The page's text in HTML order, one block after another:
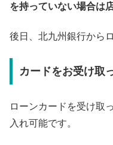
を持っていない場合は
後日、北九州銀行から
カードをお受け取
ローンカードを受け取
入れ可能です。